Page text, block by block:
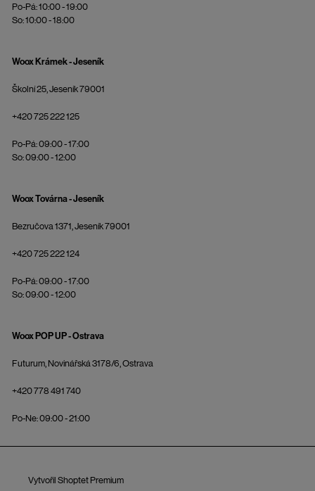
Po-Pá: 10:00 - 19:00
So: 10:00 - 18:00
Woox Krámek - Jeseník
Školní 25, Jeseník 79001
+420 725 222 125
Po-Pá: 09:00 - 17:00
So: 09:00 - 12:00
Woox Továrna - Jeseník
Bezručova 1371, Jeseník 79001
+420 725 222 124
Po-Pá: 09:00 - 17:00
So: 09:00 - 12:00
Woox POP UP - Ostrava
Futurum, Novinářská 3178/6, Ostrava
+420 778 491 740
Po-Ne: 09:00 - 21:00
Vytvořil Shoptet Premium